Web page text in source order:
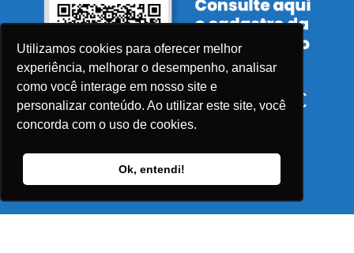
Utilizamos cookies para oferecer melhor
experiência, melhorar o desempenho, analisar
como você interage em nosso site e
personalizar conteúdo. Ao utilizar este site, você
concorda com o uso de cookies.
Ok, entendi!